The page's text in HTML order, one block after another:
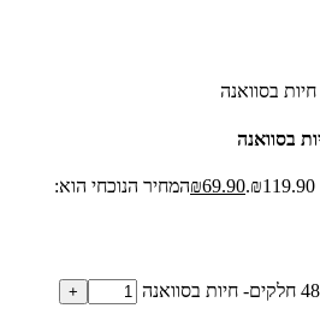
₪69.90
המחיר הנוכחי הוא: